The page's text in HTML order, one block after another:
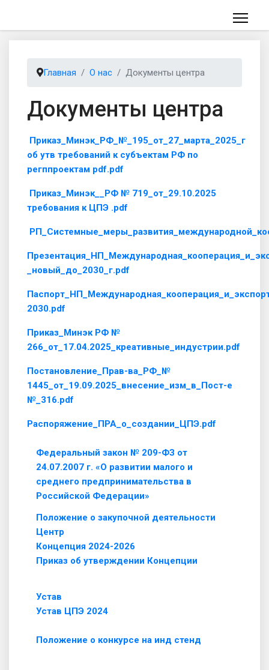
Главная О нас Документы центра
Документы центра
Приказ_Минэк_РФ_№_195_от_27_марта_2025_г
об утв требований к субъектам РФ по
регппроектам pdf.pdf
Приказ_Минэк__РФ № 719_от_29.10.2025
требования к ЦПЭ .pdf
_новый_до_2030_г.pdf
2030.pdf
Приказ_Минэк РФ №
266_от_17.04.2025_креативные_индустрии.pdf
Постановление_Прав-ва_РФ_№
1445_от_19.09.2025_внесение_изм_в_Пост-е
№_316.pdf
Распоряжение_ПРА_о_создании_ЦПЭ.pdf
Федеральный закон № 209-ФЗ от
24.07.2007 г. «О развитии малого и
среднего предпринимательства в
Российской Федерации»
Положение о закупочной деятельности
Центр
Концепция 2024-2026
Приказ об утверждении Концепции
Устав
Устав ЦПЭ 2024
Положение о конкурсе на инд стенд